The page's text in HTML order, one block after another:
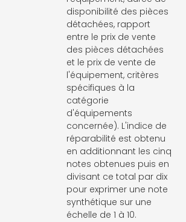
disponibilité des pièces
détachées, rapport
entre le prix de vente
des pièces détachées
et le prix de vente de
l'équipement, critères
spécifiques à la
catégorie
d'équipements
concernée). L'indice de
réparabilité est obtenu
en additionnant les cinq
notes obtenues puis en
divisant ce total par dix
pour exprimer une note
synthétique sur une
échelle de 1 à 10.